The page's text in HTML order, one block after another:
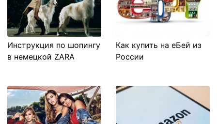
Инструкция по шопингу
в немецкой ZARA
Как купить на еБей из
России